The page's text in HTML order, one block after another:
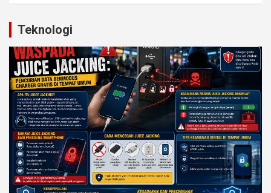
Teknologi